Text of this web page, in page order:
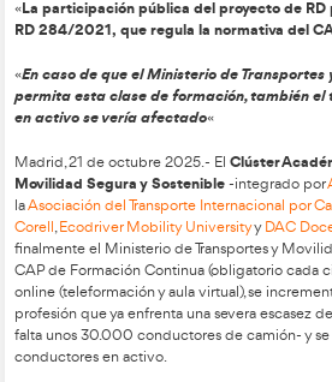
Tabla de contenidos
«La participación pública del
RD 284/2021, que regula la
«En caso de que el Ministerio de
permita esta clase de formación,
en activo se vería afectado«